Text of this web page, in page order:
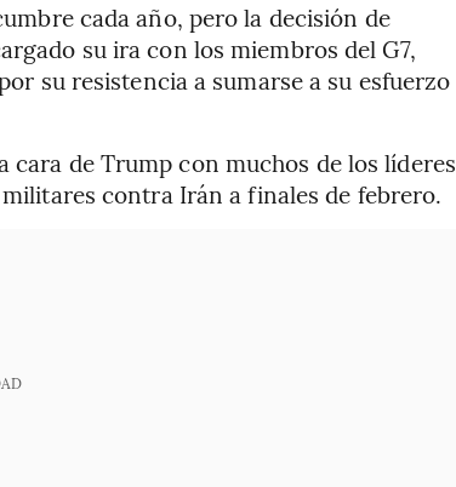
cada año, pero la decisión de
su ira con los miembros del G7,
su resistencia a sumarse a su esfuerzo
de Trump con muchos de los líderes
contra Irán a finales de febrero.